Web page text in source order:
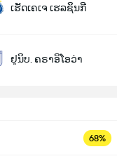
ເຮັັດເຄເຈ ເຮລຊິນກີ
ຢູນິບ. ຄຣາອິໂອວ່າ
68%